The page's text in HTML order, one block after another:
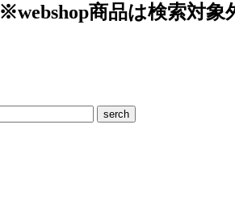
※webshop商品は検索対象
serch